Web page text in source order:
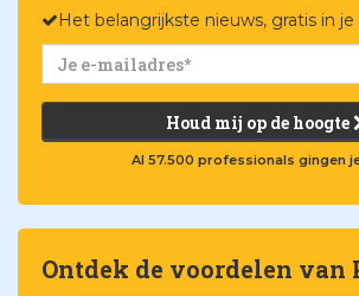
Het belangrijkste nieuws, gratis in je
Houd mij op de hoogte
Al 57.500 professionals gingen
Ontdek de voordelen van